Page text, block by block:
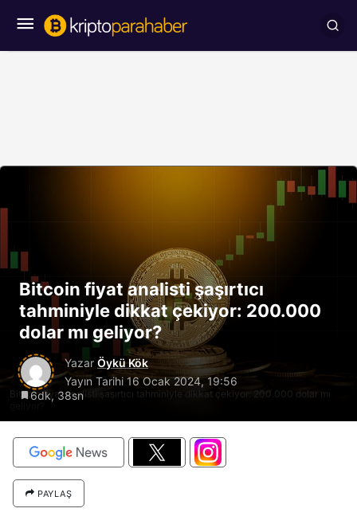
Bitcoin fiyat analisti şaşırtıcı tahminiyle dikkat çekiyor: 200.000 dolar mı
Bitcoin fiyat analisti şaşırtıcı
tahminiyle dikkat çekiyor: 200.000
dolar mı geliyor?
Yazar Öykü Kök
Yayın Tarihi 16 Ocak 2024, 19:56
6dk, 38sn
PAYLAŞ